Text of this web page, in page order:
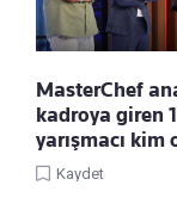
MasterChef
kadroya giren
yarışmacı kim
Kaydet